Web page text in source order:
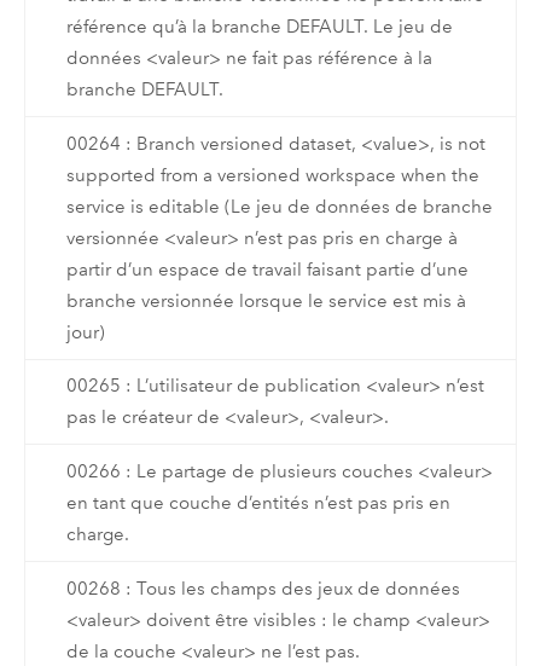
référence qu’à la branche DEFAULT. Le jeu de
données <valeur> ne fait pas référence à la
branche DEFAULT.
00264 : Branch versioned dataset, <value>, is not
supported from a versioned workspace when the
service is editable (Le jeu de données de branche
versionnée <valeur> n’est pas pris en charge à
partir d’un espace de travail faisant partie d’une
branche versionnée lorsque le service est mis à
jour)
00265 : L’utilisateur de publication <valeur> n’est
pas le créateur de <valeur>, <valeur>.
00266 : Le partage de plusieurs couches <valeur>
en tant que couche d’entités n’est pas pris en
charge.
00268 : Tous les champs des jeux de données
<valeur> doivent être visibles : le champ <valeur>
de la couche <valeur> ne l’est pas.